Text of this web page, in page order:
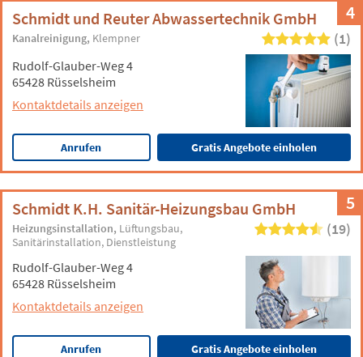
4
Schmidt und Reuter Abwassertechnik GmbH
Kanalreinigung Klempner (1)
Rudolf-Glauber-Weg 4
65428 Rüsselsheim
Kontaktdetails anzeigen
Anrufen Gratis Angebote einholen
5
Schmidt K.H. Sanitär-Heizungsbau GmbH
Heizungsinstallation Lüftungsbau
Sanitärinstallation Dienstleistung
(19)
Rudolf-Glauber-Weg 4
65428 Rüsselsheim
Kontaktdetails anzeigen
Anrufen Gratis Angebote einholen